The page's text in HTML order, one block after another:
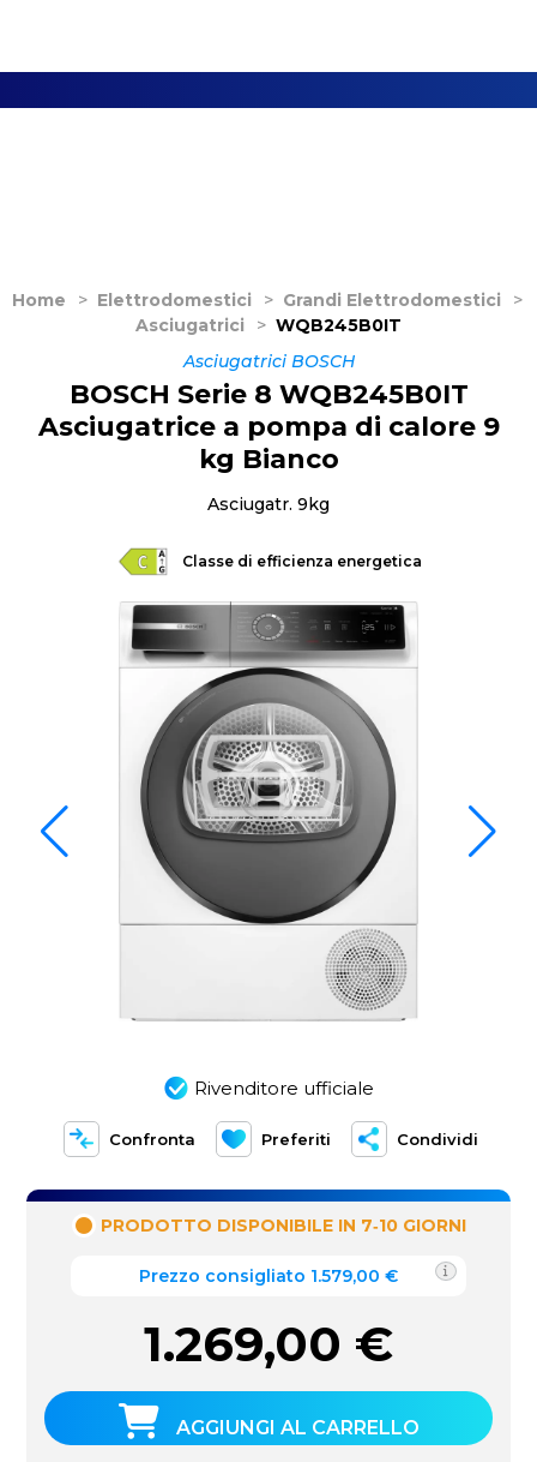
Home > Elettrodomestici > Grandi Elettrodomestici
>
Asciugatrici
> WQB245B0IT
Asciugatrici BOSCH
Classe di efficienza energetica
Rivenditore ufficiale
Confronta Preferiti Condividi
BOSCH Serie 8 WQB245B0IT
Asciugatrice a pompa di calore 9
kg Bianco
Asciugatr. 9kg
PRODOTTO DISPONIBILE IN 7‑10 GIORNI
Prezzo consigliato 1.579,00 €
1.269,00 €
AGGIUNGI AL CARRELLO